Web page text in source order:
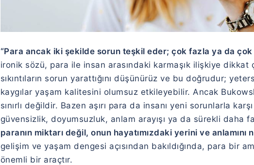
“Para ancak iki şekilde sorun teşkil eder; çok fazla ya da çok
ironik sözü, para ile insan arasındaki karmaşık ilişkiye dikkat
sıkıntıların sorun yarattığını düşünürüz ve bu doğrudur;
kaygılar yaşam kalitesini olumsuz etkileyebilir. Ancak
sınırlı değildir. Bazen aşırı para da insanı yeni sorunlarla
güvensizlik, doyumsuzluk, anlam arayışı ya da sürekli daha
paranın miktarı değil, onun hayatımızdaki yerini ve anlamını
gelişim ve yaşam dengesi açısından bakıldığında, para bir
önemli bir araçtır.